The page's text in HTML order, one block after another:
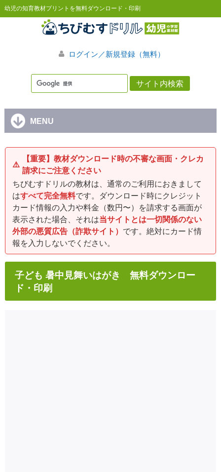
幼児の知育教材プリントを無料ダウンロード・印刷
ログイン／新規登録（無料）
MENU
⚠️
【重要】教材ダウンロード時の不審な画面・クレカ
請求にご注意ください
ちびむすドリルの教材は、通常のご利用におきまして
はすべて完全無料です。ダウンロード時にクレジット
カード情報の入力や料金（数円〜）を請求する画面が
表示された場合、それは当サイトとは一切関係のない
外部の悪質広告（詐欺サイト） です。絶対にカード情
報を入力しないでください。
子ども 暑中見舞いはがき 無料ダウンロー
ド・印刷